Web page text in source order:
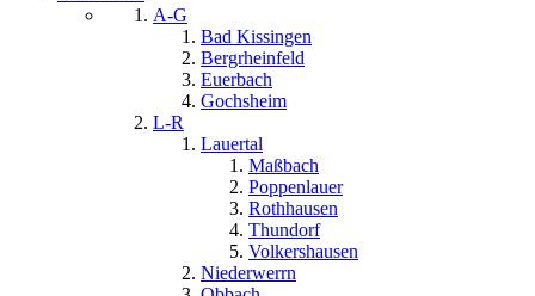
A-G
Bad Kissingen
Bergrheinfeld
Euerbach
Gochsheim
L-R
Lauertal
Maßbach
Poppenlauer
Rothhausen
Thundorf
Volkershausen
Niederwerrn